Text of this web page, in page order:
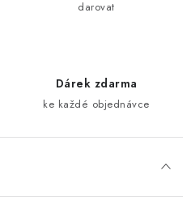
darovat
Dárek zdarma
ke každé objednávce